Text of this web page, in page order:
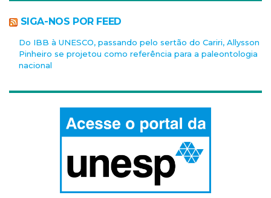
SIGA-NOS POR FEED
Do IBB à UNESCO, passando pelo sertão do Cariri, Allysson
Pinheiro se projetou como referência para a paleontologia
nacional